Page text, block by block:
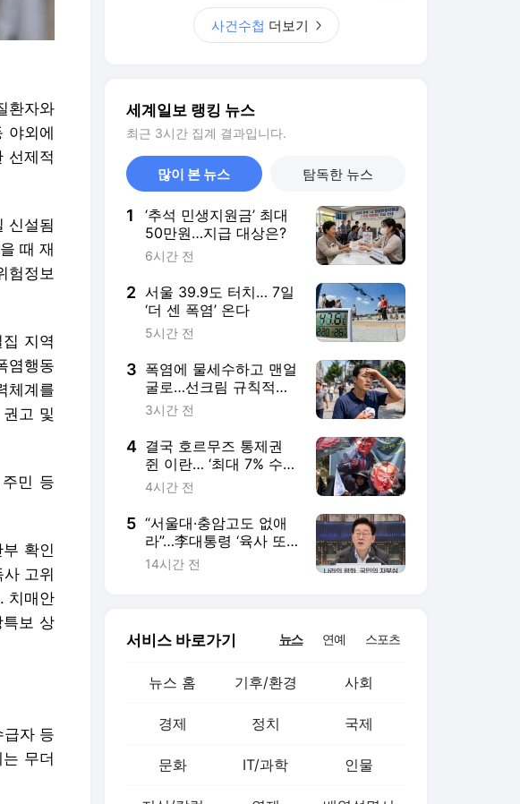
환자와
야외에
선제적
신설됨
때 재
험정보
지역
염행동
체계를
고 및
민 등
확인
고위
치매안
특보 상
자 등
무더
사건수첩 더보기
세계일보 랭킹 뉴스
최근 3시간 집계 결과입니다.
많이 본 뉴스 탐독한 뉴스
1
‘추석 민생지원금’ 최대
50만원…지급 대상은?
6시간 전
2 서울 39.9도 터치… 7일
‘더 센 폭염’ 온다
5시간 전
3 폭염에 물세수하고 맨얼
굴로…선크림 규칙적으
로 바르는 남성 단 9.5%
3시간 전
4 결국 호르무즈 통제권
쥔 이란… ‘최대 7% 수수
료’ 막판 조율
4시간 전
5 “서울대·충암고도 없애
라”…李대통령 ‘육사 또
쿠데타’ 발언 직격한 유
14시간 전
서비스 바로가기 뉴스 연예 스포츠
뉴스 홈 기후/환경 사회
경제 정치 국제
문화 IT/과학 인물